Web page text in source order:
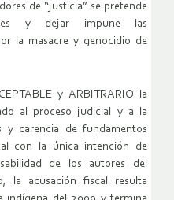
de “justicia” se pretende
y dejar impune las
la masacre y genocidio de
y ARBITRARIO la
al proceso judicial y a la
y carencia de fundamentos
con la única intención de
de los autores del
la acusación fiscal resulta